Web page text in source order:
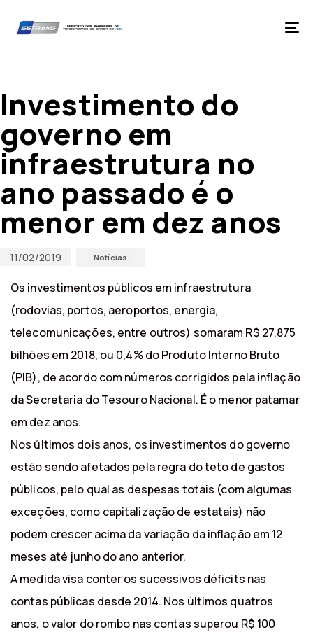
primary
Investimento do
governo em
infraestrutura no
ano passado é o
menor em dez anos
11/02/2019 Notícias
Os investimentos públicos em infraestrutura
(rodovias, portos, aeroportos, energia,
telecomunicações, entre outros) somaram R$ 27,875
bilhões em 2018, ou 0,4% do Produto Interno Bruto
(PIB), de acordo com números corrigidos pela inflação
da Secretaria do Tesouro Nacional. É o menor patamar
em dez anos.
Nos últimos dois anos, os investimentos do governo
estão sendo afetados pela regra do teto de gastos
públicos, pelo qual as despesas totais (com algumas
exceções, como capitalização de estatais) não
podem crescer acima da variação da inflação em 12
meses até junho do ano anterior.
A medida visa conter os sucessivos déficits nas
contas públicas desde 2014. Nos últimos quatros
anos, o valor do rombo nas contas superou R$ 100